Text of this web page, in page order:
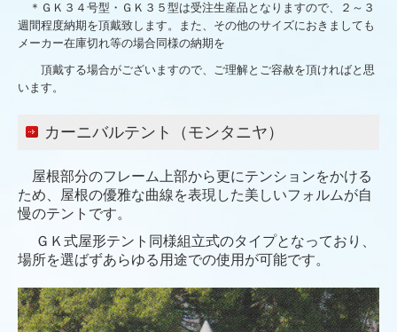
＊ＧＫ３４号型・ＧＫ３５型は受注生産品となりますので、２～３
週間程度納期を頂戴致します。また、その他のサイズにおきましても
メーカー在庫切れ等の場合同様の納期を
頂戴する場合がございますので、ご理解とご容赦を頂ければと思
います。
カーニバルテント（モンタニヤ）
屋根部分のフレーム上部から更にテンションをかける
ため、屋根の優雅な曲線を表現した美しいフォルムが自
慢のテントです。
ＧＫ式屋形テント同様組立式のタイプとなっており、
場所を選ばずあらゆる用途での使用が可能です。